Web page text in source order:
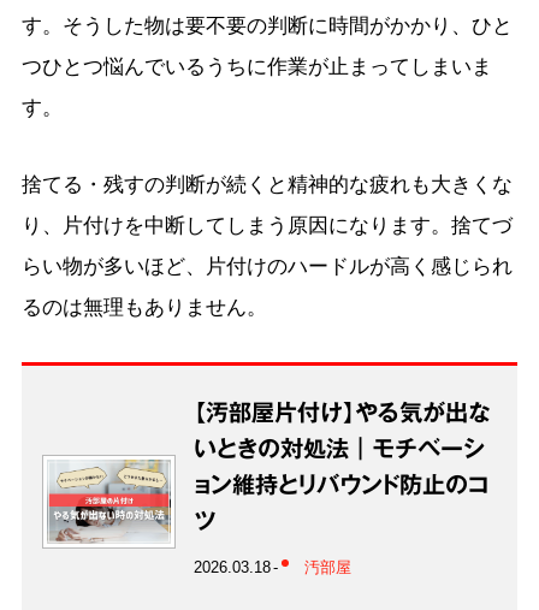
す。そうした物は要不要の判断に時間がかかり、ひと
つひとつ悩んでいるうちに作業が止まってしまいま
す。
捨てる・残すの判断が続くと精神的な疲れも大きくな
り、片付けを中断してしまう原因になります。捨てづ
らい物が多いほど、片付けのハードルが高く感じられ
るのは無理もありません。
【汚部屋片付け】やる気が出な
いときの対処法｜モチベーシ
ョン維持とリバウンド防止のコ
ツ
2026.03.18 汚部屋